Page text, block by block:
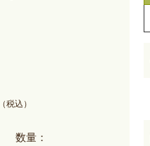
（税込）
数量：